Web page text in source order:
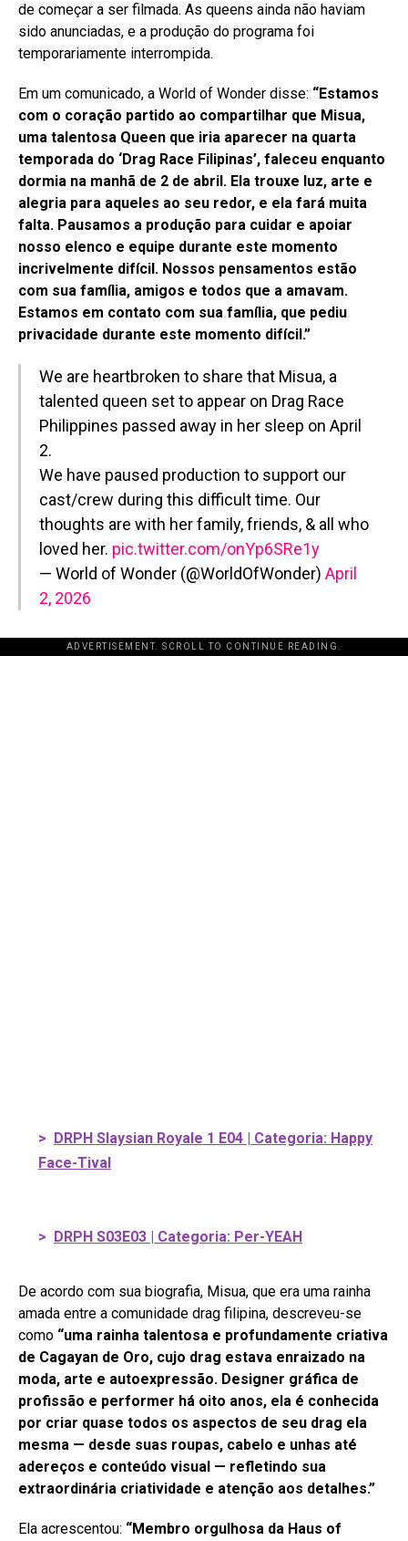
de começar a ser filmada. As queens ainda não haviam
sido anunciadas, e a produção do programa foi
temporariamente interrompida.
Em um comunicado, a World of Wonder disse: “Estamos
com o coração partido ao compartilhar que Misua,
uma talentosa Queen que iria aparecer na quarta
temporada do ‘Drag Race Filipinas’, faleceu enquanto
dormia na manhã de 2 de abril. Ela trouxe luz, arte e
alegria para aqueles ao seu redor, e ela fará muita
falta. Pausamos a produção para cuidar e apoiar
nosso elenco e equipe durante este momento
incrivelmente difícil. Nossos pensamentos estão
com sua família, amigos e todos que a amavam.
Estamos em contato com sua família, que pediu
privacidade durante este momento difícil.”
We are heartbroken to share that Misua, a
talented queen set to appear on Drag Race
Philippines passed away in her sleep on April
2.
We have paused production to support our
cast/crew during this difficult time. Our
thoughts are with her family, friends, & all who
loved her. pic.twitter.com/onYp6SRe1y
— World of Wonder (@WorldOfWonder) April
2, 2026
ADVERTISEMENT. SCROLL TO CONTINUE READING.
> DRPH Slaysian Royale 1 E04 | Categoria: Happy
Face-Tival
> DRPH S03E03 | Categoria: Per-YEAH
De acordo com sua biografia, Misua, que era uma rainha
amada entre a comunidade drag filipina, descreveu-se
como “uma rainha talentosa e profundamente criativa
de Cagayan de Oro, cujo drag estava enraizado na
moda, arte e autoexpressão. Designer gráfica de
profissão e performer há oito anos, ela é conhecida
por criar quase todos os aspectos de seu drag ela
mesma — desde suas roupas, cabelo e unhas até
adereços e conteúdo visual — refletindo sua
extraordinária criatividade e atenção aos detalhes.”
Ela acrescentou: “Membro orgulhosa da Haus of